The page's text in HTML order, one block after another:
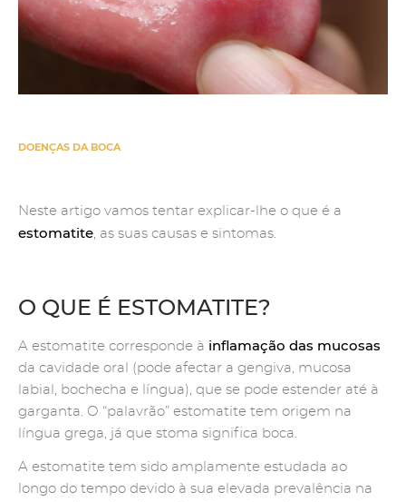
DOENÇAS DA BOCA
Neste artigo vamos tentar explicar-lhe o que é a
estomatite, as suas causas e sintomas.
O QUE É ESTOMATITE?
A estomatite corresponde à inflamação das mucosas
da cavidade oral (pode afectar a gengiva, mucosa
labial, bochecha e língua), que se pode estender até à
garganta. O “palavrão” estomatite tem origem na
língua grega, já que stoma significa boca.
A estomatite tem sido amplamente estudada ao
longo do tempo devido à sua elevada prevalência na